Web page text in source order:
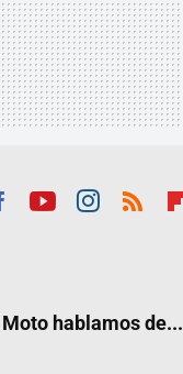
hablamos de...